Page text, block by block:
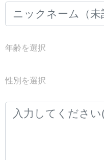
年齢を選択
性別を選択